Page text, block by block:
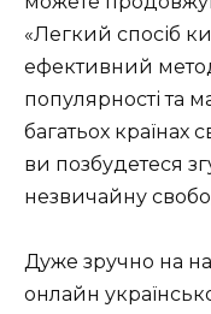
«Легкий спосіб
ефективний
популярності та
багатьох країнах
ви позбудетеся
незвичайну
Дуже зручно на
онлайн